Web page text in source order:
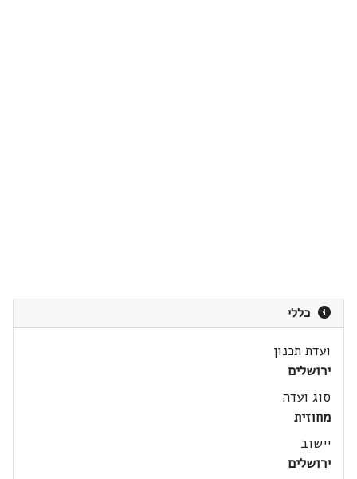
כללי
ועדת תכנון
ירושלים
סוג ועדה
מחוזית
יישוב
ירושלים